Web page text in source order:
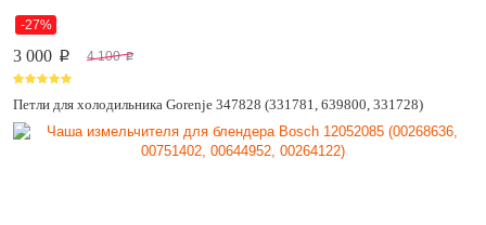
-27%
3 000 p 4 100 p
Петли для холодильника Gorenje 347828 (331781, 639800, 331728)